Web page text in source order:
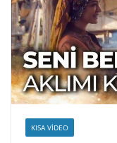
KISA VIDEO